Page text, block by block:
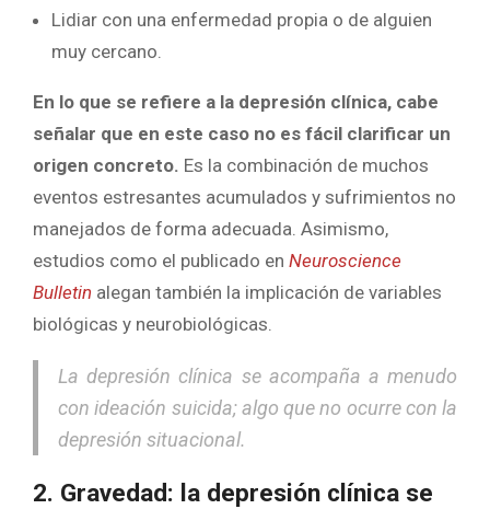
Lidiar con una enfermedad propia o de alguien
muy cercano.
En lo que se refiere a la depresión clínica, cabe
señalar que en este caso no es fácil clarificar un
origen concreto. Es la combinación de muchos
eventos estresantes acumulados y sufrimientos no
manejados de forma adecuada. Asimismo,
estudios como el publicado en Neuroscience
Bulletin alegan también la implicación de variables
biológicas y neurobiológicas.
La depresión clínica se acompaña a menudo
con ideación suicida; algo que no ocurre con la
depresión situacional.
2. Gravedad: la depresión clínica se